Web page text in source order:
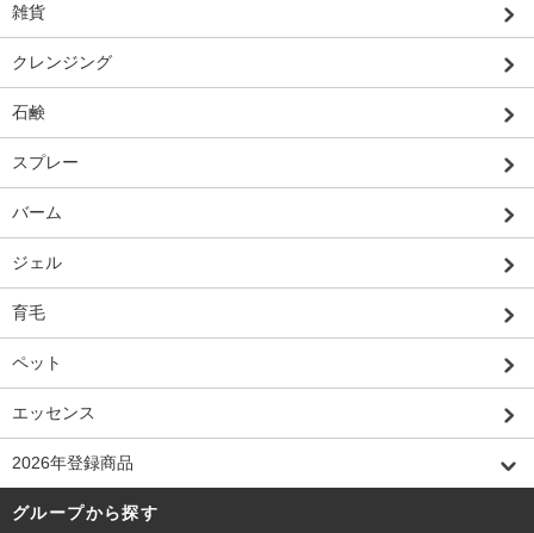
雑貨
クレンジング
石鹸
スプレー
バーム
ジェル
育毛
ペット
エッセンス
2026年登録商品
グループから探す